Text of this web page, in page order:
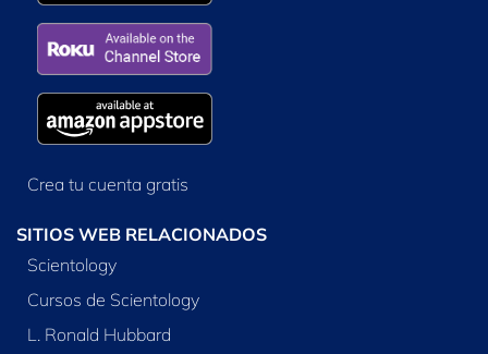
Crea tu cuenta gratis
SITIOS WEB RELACIONADOS
Scientology
Cursos de Scientology
L. Ronald Hubbard